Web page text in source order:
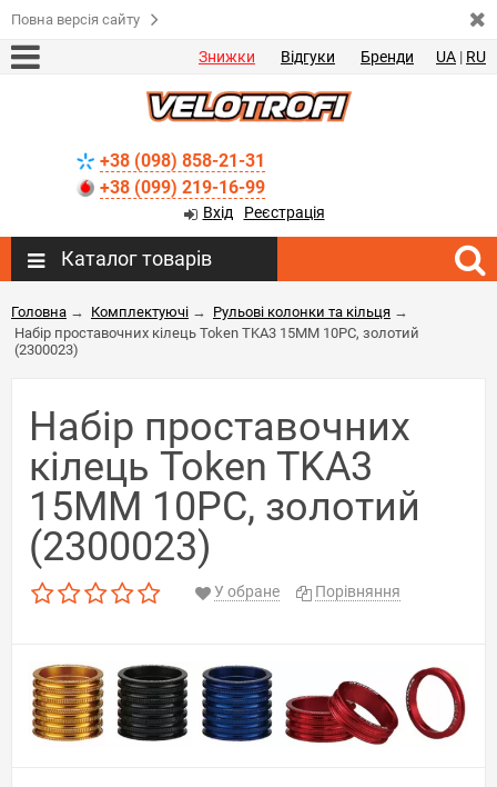
Повна версія сайту
Знижки Відгуки Бренди UA | RU
+38 (098) 858-21-31
+38 (099) 219-16-99
Вхід Реєстрація
Каталог товарів
Головна → Комплектуючі → Рульові колонки та кільця →
Набір проставочних кілець Token TKA3 15MM 10PC, золотий
(2300023)
Набір проставочних
кілець Token TKA3
15MM 10PC, золотий
(2300023)
У обране Порівняння